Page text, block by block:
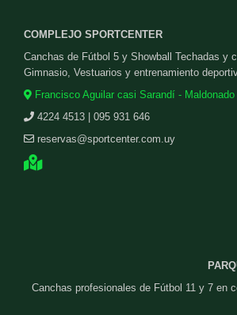
COMPLEJO SPORTCENTER
Canchas de Fútbol 5 y Showball Techadas y
Gimnasio, Vestuarios y entrenamiento
Francisco Aguilar casi Sarandí - Maldonado
4224 4513 | 095 931 646
reservas@sportcenter.com.uy
Canchas profesionales de Fútbol 11 y 7 en